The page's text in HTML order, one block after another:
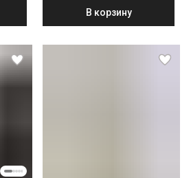
В корзину